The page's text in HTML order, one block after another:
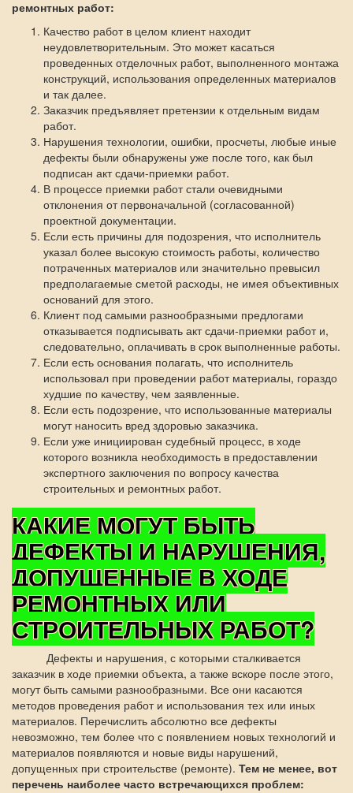
ремонтных работ:
Качество работ в целом клиент находит
неудовлетворительным. Это может касаться
проведенных отделочных работ, выполненного монтажа
конструкций, использования определенных материалов
и так далее.
Заказчик предъявляет претензии к отдельным видам
работ.
Нарушения технологии, ошибки, просчеты, любые иные
дефекты были обнаружены уже после того, как был
подписан акт сдачи-приемки работ.
В процессе приемки работ стали очевидными
отклонения от первоначальной (согласованной)
проектной документации.
Если есть причины для подозрения, что исполнитель
указал более высокую стоимость работы, количество
потраченных материалов или значительно превысил
предполагаемые сметой расходы, не имея объективных
оснований для этого.
Клиент под самыми разнообразными предлогами
отказывается подписывать акт сдачи-приемки работ и,
следовательно, оплачивать в срок выполненные работы.
Если есть основания полагать, что исполнитель
использовал при проведении работ материалы, гораздо
худшие по качеству, чем заявленные.
Если есть подозрение, что использованные материалы
могут наносить вред здоровью заказчика.
Если уже инициирован судебный процесс, в ходе
которого возникла необходимость в предоставлении
экспертного заключения по вопросу качества
строительных и ремонтных работ.
КАКИЕ МОГУТ БЫТЬ
ДЕФЕКТЫ И НАРУШЕНИЯ,
ДОПУЩЕННЫЕ В ХОДЕ
РЕМОНТНЫХ ИЛИ
СТРОИТЕЛЬНЫХ РАБОТ?
Дефекты и нарушения, с которыми сталкивается
заказчик в ходе приемки объекта, а также вскоре после этого,
могут быть самыми разнообразными. Все они касаются
методов проведения работ и использования тех или иных
материалов. Перечислить абсолютно все дефекты
невозможно, тем более что с появлением новых технологий и
материалов появляются и новые виды нарушений,
допущенных при строительстве (ремонте). Тем не менее, вот
перечень наиболее часто встречающихся проблем: